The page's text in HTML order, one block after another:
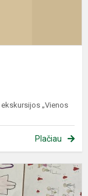
„Vienos
Plačiau